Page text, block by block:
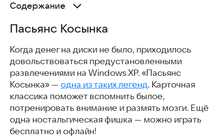
Содержание
War and Magic: Kingdom Reborn
Аладдин
Zumania
Angry Birds Classic
Дурак Онлайн
Сканворды — скандинавские кроссворды
Mario
Мой Говорящий Том
Чип и Дейл Денди эмулятор
Пасьянс Косынка
Когда денег на диски не было, приходилось
довольствоваться предустановленными
развлечениями на Windows XP. «Пасьянс
Косынка» — одна из таких легенд. Карточная
классика поможет вспомнить былое,
потренировать внимание и размять мозги. Ещё
одна ностальгическая фишка — можно играть
бесплатно и офлайн!